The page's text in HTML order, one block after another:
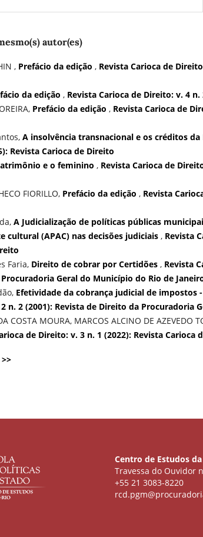
autor(es)
, Prefácio da edição , Revista Carioca de
da edição , Revista Carioca de Direito: v. 4
Prefácio da edição , Revista Carioca de
A insolvência transnacional e os créditos da
Revista Carioca de Direito
e o feminino , Revista Carioca de
FIORILLO, Prefácio da edição , Revista
A Judicialização de políticas públicas
cultural (APAC) nas decisões judiciais , Revista
Faria, Direito de cobrar por Certidões , Revista
Geral do Município do Rio de
Efetividade da cobrança judicial de
n. 2 (2001): Revista de Direito da Procuradoria
COSTA MOURA, MARCOS ALCINO DE AZEVEDO
de Direito: v. 3 n. 1 (2022): Revista Carioca
>>
Centro de Estudos da
Travessa do Ouvidor
+55 21 3083-8220